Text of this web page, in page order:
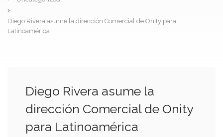
Diego Rivera asume la dirección Comercial de Onity para
Latinoamérica
Diego Rivera asume la
dirección Comercial de Onity
para Latinoamérica